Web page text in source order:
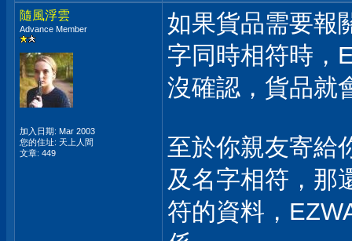
隨風浮雲
Advance Member
加入日期: Mar 2003
您的住址: 天上人間
文章: 449
如果貨品需要報
字同時相符時，
沒確認，貨品就
至於你親友寄給
及名字相符，那
符的資料，